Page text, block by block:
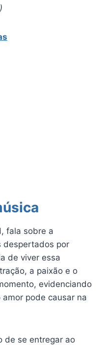
fala sobre a
despertados por
de viver essa
a paixão e o
evidenciando
pode causar na
de se entregar ao